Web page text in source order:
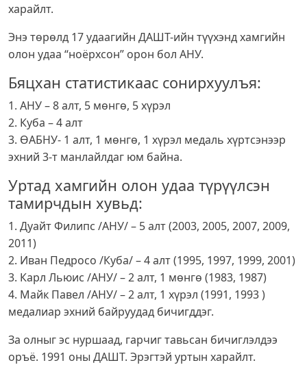
харайлт.
Энэ төрөлд 17 удаагийн ДАШТ-ийн түүхэнд хамгийн
олон удаа “ноёрхсон” орон бол АНУ.
Бяцхан статистикаас сонирхуулъя:
1. АНУ – 8 алт, 5 мөнгө, 5 хүрэл
2. Куба – 4 алт
3. ӨАБНУ- 1 алт, 1 мөнгө, 1 хүрэл медаль хүртсэнээр
эхний 3-т манлайлдаг юм байна.
Уртад хамгийн олон удаа түрүүлсэн
тамирчдын хувьд:
1. Дуайт Филипс /АНУ/ – 5 алт (2003, 2005, 2007, 2009,
2011)
2. Иван Педросо /Куба/ – 4 алт (1995, 1997, 1999, 2001)
3. Карл Льюис /АНУ/ – 2 алт, 1 мөнгө (1983, 1987)
4. Майк Павел /АНУ/ – 2 алт, 1 хүрэл (1991, 1993 )
медалиар эхний байруудад бичигддэг.
За олныг эс нуршаад, гарчиг тавьсан бичиглэлдээ
оръё. 1991 оны ДАШТ. Эрэгтэй уртын харайлт.